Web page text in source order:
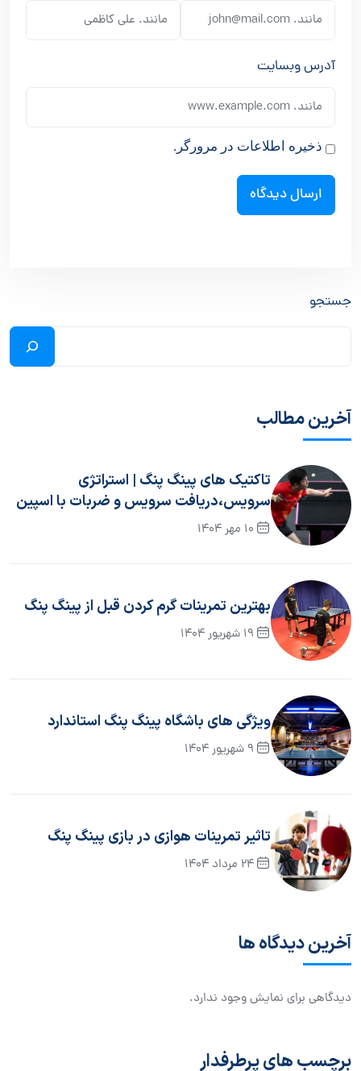
آدرس وبسایت
ذخیره اطلاعات در مرورگر.
جستجو
آخرین مطالب
تاکتیک های پینگ پنگ | استراتژی
سرویس،دریافت سرویس و ضربات با اسپین
10 مهر 1404
بهترین تمرینات گرم کردن قبل از پینگ پنگ
19 شهریور 1404
ویژگی های باشگاه پینگ پنگ استاندارد
9 شهریور 1404
تاثیر تمرینات هوازی در بازی پینگ پنگ
24 مرداد 1404
آخرین دیدگاه ها
دیدگاهی برای نمایش وجود ندارد.
برچسب های پرطرفدار